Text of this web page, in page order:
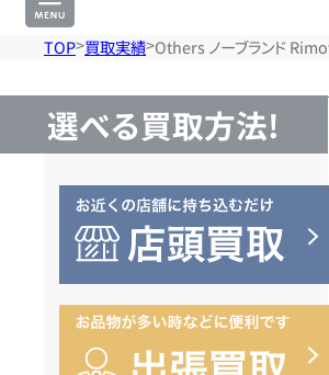
TOP 買取実績 Others ノーブランド
選べる買取方法!